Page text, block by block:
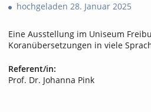
hochgeladen 28. Januar 2025
Eine Ausstellung im Uniseum
Koranübersetzungen in viele
Referent/in:
Prof. Dr. Johanna Pink